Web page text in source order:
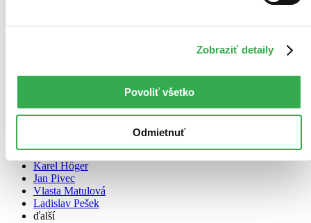
Zobraziť detaily
Povoliť všetko
Odmietnuť
Jan Žižka - digipack
Zdeněk Štěpánek
Karel Höger
Jan Pivec
Vlasta Matulová
Ladislav Pešek
ďalší